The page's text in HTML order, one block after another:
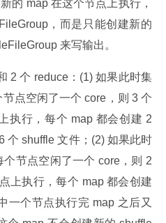
的 map 在这个节点上执行，
，而是只能创建新的
来写输出。
2 个 reduce：(1) 如果此时集
点空闲了一个 core，则 3 个
执行，每个 map 都会创建 2
个 shuffle 文件；(2) 如果此时
节点空闲了一个 core，则 2
上执行，每个 map 都会创建
一个节点执行完 map 之后又